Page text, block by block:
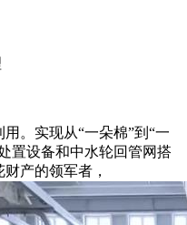
。实现从“一朵棉”到“一
置设备和中水轮回管网搭
产的领军者，